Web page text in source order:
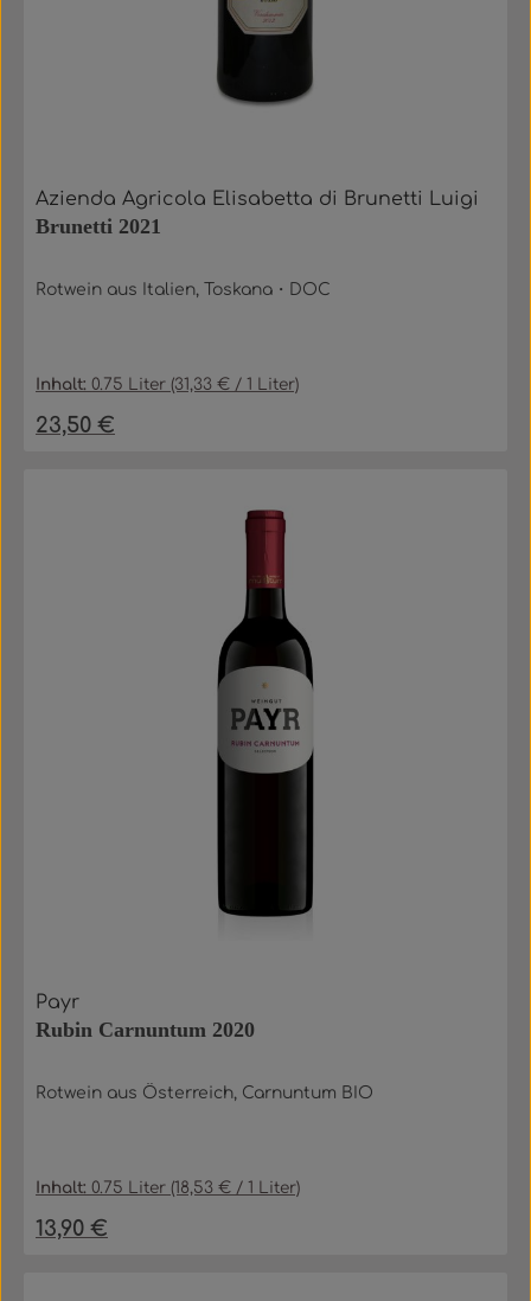
Azienda Agricola Elisabetta di Brunetti Luigi
Brunetti 2021
Rotwein aus Italien, Toskana・DOC
Inhalt:0.75 Liter (31,33 € / 1 Liter)
Regulärer Preis:
23,50 €
Payr
Rubin Carnuntum 2020
Rotwein aus Österreich, Carnuntum BIO
Inhalt:0.75 Liter (18,53 € / 1 Liter)
Regulärer Preis:
13,90 €